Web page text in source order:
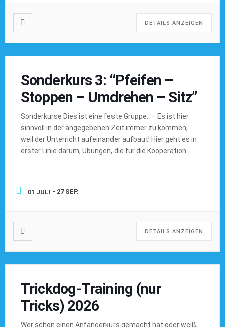
DETAILS ANZEIGEN
Sonderkurs 3: “Pfeifen –
Stoppen – Umdrehen – Sitz”
Sonderkurse Dies ist eine feste Gruppe. – Es ist hier
sinnvoll in der angegebenen Zeit immer zu kommen,
weil der Unterricht aufeinander aufbaut! Hier geht es in
erster Linie darum, Übungen, die für die Kooperation
01 JULI - 27 SEP.
DETAILS ANZEIGEN
Trickdog-Training (nur
Tricks) 2026
Wer schon einen Anfängerkurs gemacht hat oder weiß,